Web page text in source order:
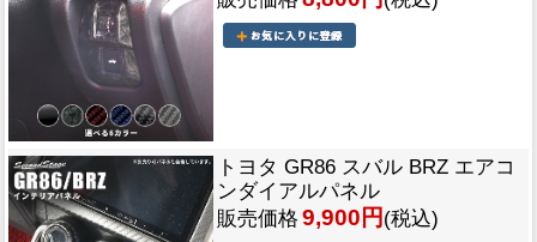
トヨタ GR86 スバル BRZ エアコ
ンダイアルパネル
販売価格 9,900円 (税込)